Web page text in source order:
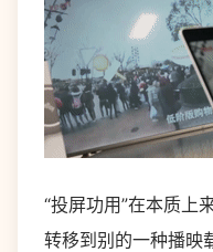
“投屏功用”在本质上
转移到别的一种播映